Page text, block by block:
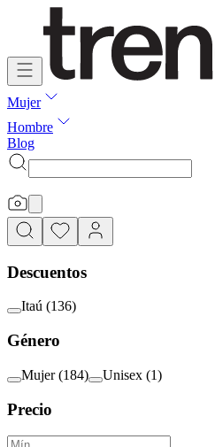
Mujer
Hombre
Blog
Descuentos
Itaú (136)
Género
Mujer (184) Unisex (1)
Precio